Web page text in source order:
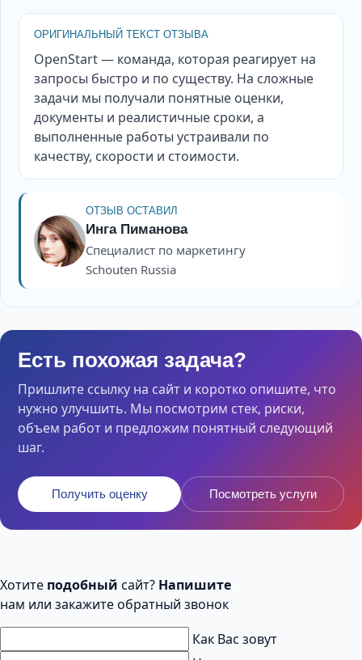
ОРИГИНАЛЬНЫЙ ТЕКСТ ОТЗЫВА
OpenStart — команда, которая реагирует на
запросы быстро и по существу. На сложные
задачи мы получали понятные оценки,
документы и реалистичные сроки, а
выполненные работы устраивали по
качеству, скорости и стоимости.
ОТЗЫВ ОСТАВИЛ
Инга Пиманова
Специалист по маркетингу
Schouten Russia
Есть похожая задача?
Пришлите ссылку на сайт и коротко опишите, что
нужно улучшить. Мы посмотрим стек, риски,
объем работ и предложим понятный следующий
шаг.
Получить оценку Посмотреть услуги
Хотите подобный сайт? Напишите
нам или закажите обратный звонок
Как Вас зовут